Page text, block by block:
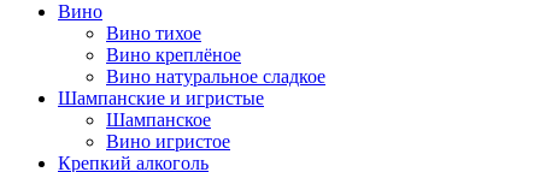
Вино
Вино тихое
Вино креплёное
Вино натуральное сладкое
Шампанские и игристые
Шампанское
Вино игристое
Крепкий алкоголь